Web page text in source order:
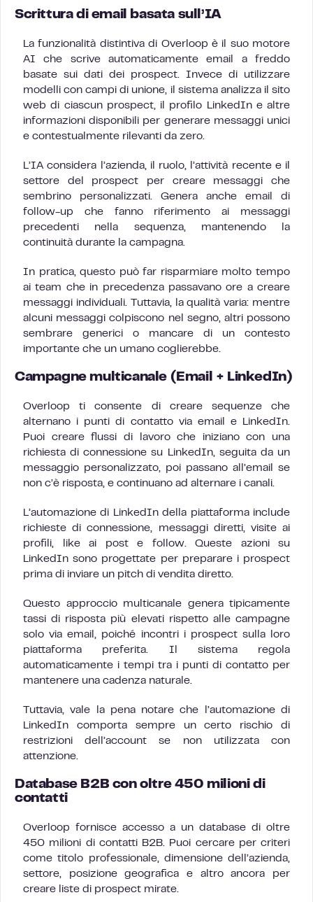
Scrittura di email basata sull’IA
La funzionalità distintiva di Overloop è il suo motore
AI che scrive automaticamente email a freddo
basate sui dati dei prospect. Invece di utilizzare
modelli con campi di unione, il sistema analizza il sito
web di ciascun prospect, il profilo LinkedIn e altre
informazioni disponibili per generare messaggi unici
e contestualmente rilevanti da zero.
L’IA considera l’azienda, il ruolo, l’attività recente e il
settore del prospect per creare messaggi che
sembrino personalizzati. Genera anche email di
follow-up che fanno riferimento ai messaggi
precedenti nella sequenza, mantenendo la
continuità durante la campagna.
In pratica, questo può far risparmiare molto tempo
ai team che in precedenza passavano ore a creare
messaggi individuali. Tuttavia, la qualità varia: mentre
alcuni messaggi colpiscono nel segno, altri possono
sembrare generici o mancare di un contesto
importante che un umano coglierebbe.
Campagne multicanale (Email + LinkedIn)
Overloop ti consente di creare sequenze che
alternano i punti di contatto via email e LinkedIn.
Puoi creare flussi di lavoro che iniziano con una
richiesta di connessione su LinkedIn, seguita da un
messaggio personalizzato, poi passano all’email se
non c’è risposta, e continuano ad alternare i canali.
L’automazione di LinkedIn della piattaforma include
richieste di connessione, messaggi diretti, visite ai
profili, like ai post e follow. Queste azioni su
LinkedIn sono progettate per preparare i prospect
prima di inviare un pitch di vendita diretto.
Questo approccio multicanale genera tipicamente
tassi di risposta più elevati rispetto alle campagne
solo via email, poiché incontri i prospect sulla loro
piattaforma preferita. Il sistema regola
automaticamente i tempi tra i punti di contatto per
mantenere una cadenza naturale.
Tuttavia, vale la pena notare che l’automazione di
LinkedIn comporta sempre un certo rischio di
restrizioni dell’account se non utilizzata con
attenzione.
Database B2B con oltre 450 milioni di
contatti
Overloop fornisce accesso a un database di oltre
450 milioni di contatti B2B. Puoi cercare per criteri
come titolo professionale, dimensione dell’azienda,
settore, posizione geografica e altro ancora per
creare liste di prospect mirate.